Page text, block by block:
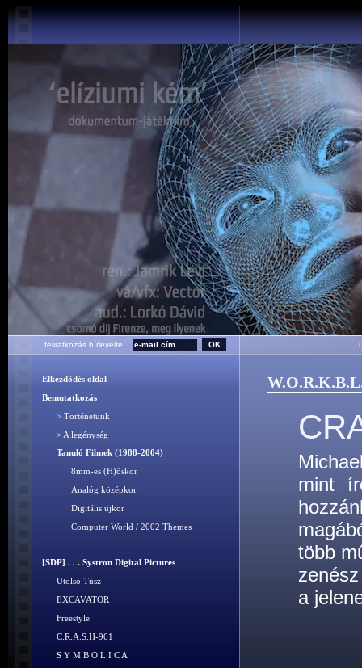
feliratkozás hírlevélre:
Elkezdődés oldal
Bemutatkozás
> Történetünk
> A legénység
Tanuló Filmek (1988-2004)
8mm-es (H)őskor
Analóg középkor
Digitális újkor
Computer World / 2002 Themes
[SDP] . . . Systron Digital Pictures
Utolsó Túsz
EXCAVATOR
Freestyle
C.R.A.S.H-961
S Y M B O L I C A
mint
több
a